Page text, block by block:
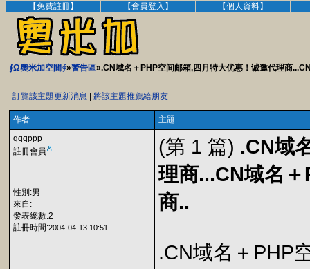
【免費註冊】 【會員登入】 【個人資料】
∮Ω奧米加空間∮»警告區».CN域名＋PHP空间邮箱,四月特大优惠！诚邀代理商
訂覽該主題更新消息 將該主題推薦給朋友
作者
主題
qqqppp
註冊會員
性別:男
來自:
發表總數:2
註冊時間:2004-04-13 10:51
(第 1 篇) .CN域
理商...CN域名
商..
.CN域名＋PHP